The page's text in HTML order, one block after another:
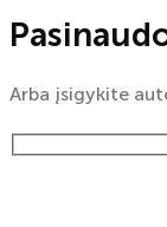
Arba įsigykite